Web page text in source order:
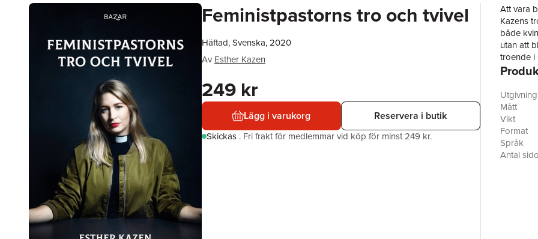
Feministpastorns tro och tvivel
Häftad, Svenska, 2020
Av Esther Kazen
249 kr
Lägg i varukorg Reservera i butik
Skickas . Fri frakt för medlemmar vid köp för minst 249 kr.
Att vara
Kazens
både
utan att
troende i
utan att
av hur
vara
Radikala
grund.
Mått
Vikt
Format
Språk
Antal